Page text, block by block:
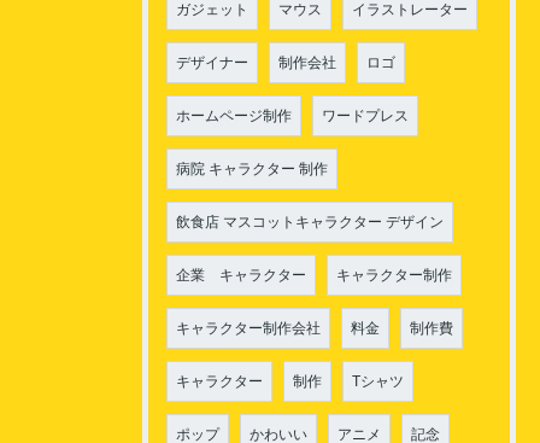
ガジェット マウス イラストレーター
デザイナー 制作会社 ロゴ
ホームページ制作 ワードプレス
病院 キャラクター 制作
飲食店 マスコットキャラクター デザイン
企業 キャラクター キャラクター制作
キャラクター制作会社 料金 制作費
キャラクター 制作 Tシャツ
ポップ かわいい アニメ 記念